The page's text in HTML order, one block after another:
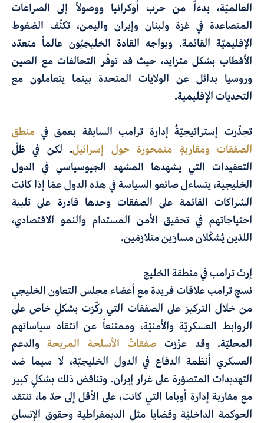
العالميّة، بدءاً من حرب أوكرانيا ووصولاً إلى الصراعات
المتصاعدة في غزة ولبنان وإيران واليمن، تكثّف الضغوط
الإقليميّة القائمة. ويواجه القادة الخليجيّون عالماً متعدّد
الأقطاب بشكل متزايد، حيث قد توفّر التحالفات مع الصين
وروسيا بدائل عن الولايات المتحدة بينما يتعاملون مع
التحديات الإقليمية.
تجذّرت إستراتيجيّةُ إدارة ترامب السابقة بعمق في منطق
الصفقات ومقاربةٍ متمحورة حول إسرائيل. لكن في ظلّ
التعقيدات التي يشهدها المشهد الجيوسياسي في الدول
الخليجية، يتساءل صانعو السياسة في هذه الدول عمّا إذا كانت
الشراكات القائمة على الصفقات وحدها قادرة على تلبية
احتياجاتهم في تحقيق الأمن المستدام والنمو الاقتصادي،
اللذين يُشكّلان مسارَين متلازمَين.
إرث ترامب في منطقة الخليج
نسج ترامب علاقات فريدة مع أعضاء مجلس التعاون الخليجي
من خلال التركيز على الصفقات التي ركّزت بشكلٍ خاص على
الروابط العسكريّة والأمنيّة، وممتنعاً عن انتقاد سياساتهم
المحليّة. وقد عزّزت صفقاتُ الأسلحة المربحةوالدعم
العسكري أنظمة الدفاع في الدول الخليجيّة، لا سيما ضد
التهديدات المتصوّرة على غرار إيران. وتناقض ذلك بشكلٍ كبير
مع مقاربة إدارة أوباما التي كانت، على الأقل إلى حدّ ما، تنتقد
الحوكمة الداخليّة وقضايا مثل الديمقراطية وحقوق الإنسان